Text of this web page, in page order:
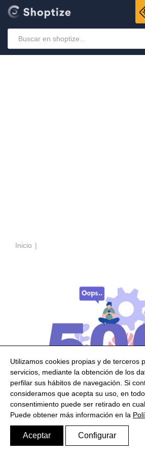
Inicio
Error :(
Siempre es un bueno momento para
Utilizamos cookies propias y de terceros
servicios, mediante la obtención de los
perfilar sus hábitos de navegación. Si
consideramos que acepta su uso, en
consentimiento puede ser retirado en
Puede obtener más información en la
Aceptar Configurar